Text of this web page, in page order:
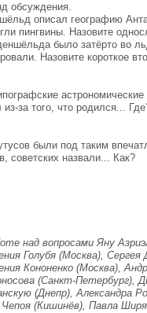
обсуждения.
описал географию
пингвины. Назовите
было затёрто во
Назовите короткое
за того, что родился...
были под таким
советских назвали... Как?
над вопросами Яну
Голубя (Москва),
Кононенко (Москва),
(Санкт-Петербург),
(Днепр), Александра
(Кишинёв), Павла